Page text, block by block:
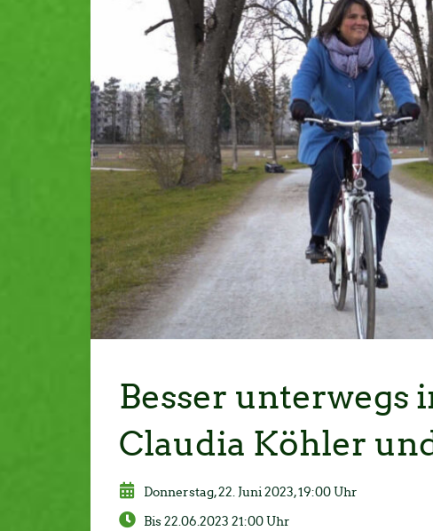
Besser
Claudia Köhler
Don­ners­tag, 22. Juni 2023, 19:00 Uhr
Bis 22.06.2023 21:00 Uhr